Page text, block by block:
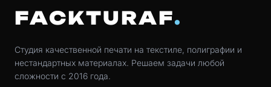
FACKTURAF
Студия качественной печати на текстиле, полиграфии и
нестандартных материалах. Решаем задачи любой
сложности с 2016 года.